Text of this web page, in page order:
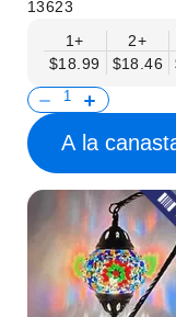
13623
1+
$18.99
2+
$18.46
A la